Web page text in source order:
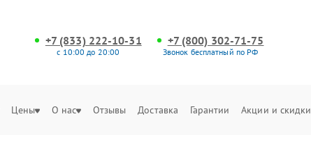
+7 (833) 222-10-31
с 10:00 до 20:00
+7 (800) 302-71-75
Звонок бесплатный по РФ
Цены О нас Отзывы Доставка Гарантии Акции и скидки